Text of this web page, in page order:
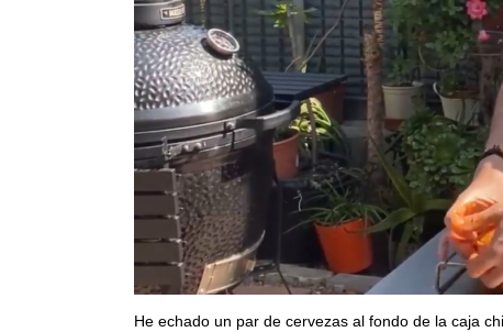
He echado un par de cervezas al fondo de la caja